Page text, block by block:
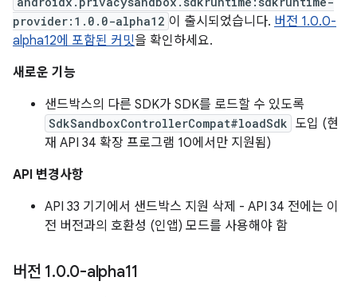
provider:1.0.0-alpha12 이 출시되었습니다. 버전 1.0.0-
alpha12에 포함된 커밋을 확인하세요.
새로운 기능
샌드박스의 다른 SDK가 SDK를 로드할 수 있도록
SdkSandboxControllerCompat#loadSdk 도입 (현
재 API 34 확장 프로그램 10에서만 지원됨)
API 변경사항
API 33 기기에서 샌드박스 지원 삭제 - API 34 전에는 이
전 버전과의 호환성 (인앱) 모드를 사용해야 함
버전 1.0.0-alpha11